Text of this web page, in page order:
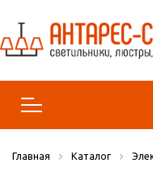
Люстры и подвесы
Главная Каталог